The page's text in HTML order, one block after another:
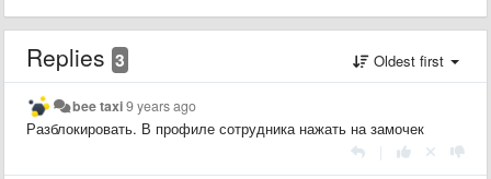
Replies 3 Oldest first
bee taxi9 years ago
Разблокировать. В профиле сотрудника нажать на замочек